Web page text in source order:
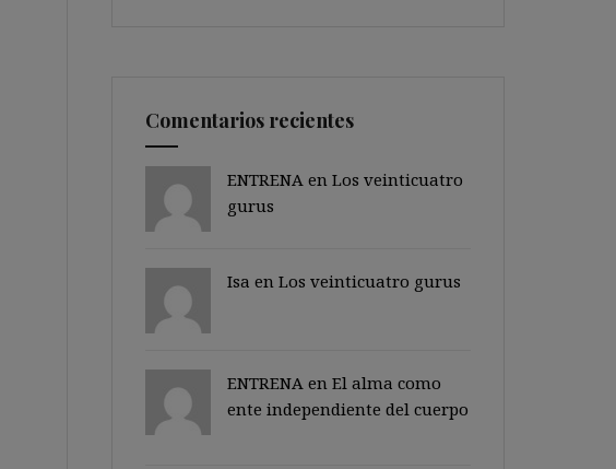
Comentarios recientes
ENTRENA en Los veinticuatro
gurus
Isa en Los veinticuatro gurus
ENTRENA en El alma como
ente independiente del cuerpo